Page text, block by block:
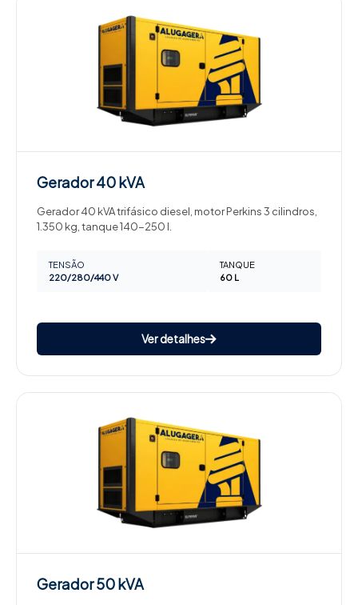
Gerador40 kVA
Gerador 40 kVA trifásico diesel, motor Perkins 3 cilindros,
1.350 kg, tanque 140-250 l.
TENSÃO
220/280/440 V
TANQUE
60 L
Ver detalhes
Gerador50 kVA